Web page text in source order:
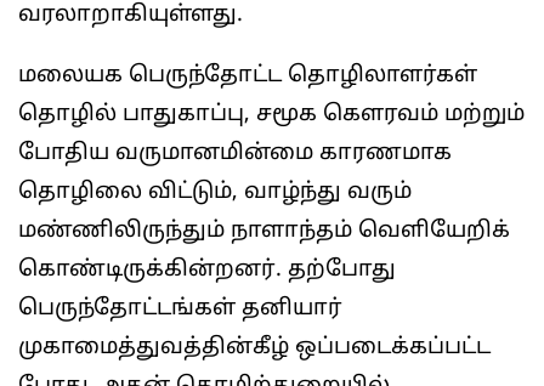
வரலாறாகியுள்ளது.
மலையக பெருந்தோட்ட தொழிலாளர்கள்
தொழில் பாதுகாப்பு, சமூக கௌரவம் மற்றும்
போதிய வருமானமின்மை காரணமாக
தொழிலை விட்டும், வாழ்ந்து வரும்
மண்ணிலிருந்தும் நாளாந்தம் வெளியேறிக்
கொண்டிருக்கின்றனர். தற்போது
பெருந்தோட்டங்கள் தனியார்
முகாமைத்துவத்தின்கீழ் ஒப்படைக்கப்பட்ட